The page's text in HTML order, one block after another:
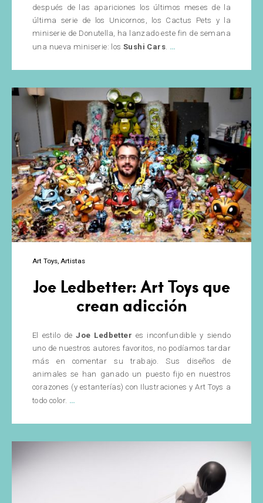
después de las apariciones los últimos meses de la
última serie de los Unicornos, los Cactus Pets y la
miniserie de Donutella, ha lanzado este fin de semana
una nueva miniserie: los Sushi Cars. …
Sushi
Cars!
3,
2,
1,
GO!
Art Toys Artistas
Joe Ledbetter: Art Toys que
crean adicción
El estilo deJoe Ledbetter es inconfundible y siendo
uno de nuestros autores favoritos, no podíamos tardar
más en comentar su trabajo. Sus diseños de
animales se han ganado un puesto fijo en nuestros
corazones (y estanterías) con Ilustraciones y Art Toys a
todo color. …
Art
Toys